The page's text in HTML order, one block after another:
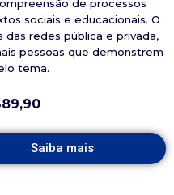
de processos
sociais e educacionais. O
redes pública e privada,
pessoas que demonstrem
tema.
Saiba mais